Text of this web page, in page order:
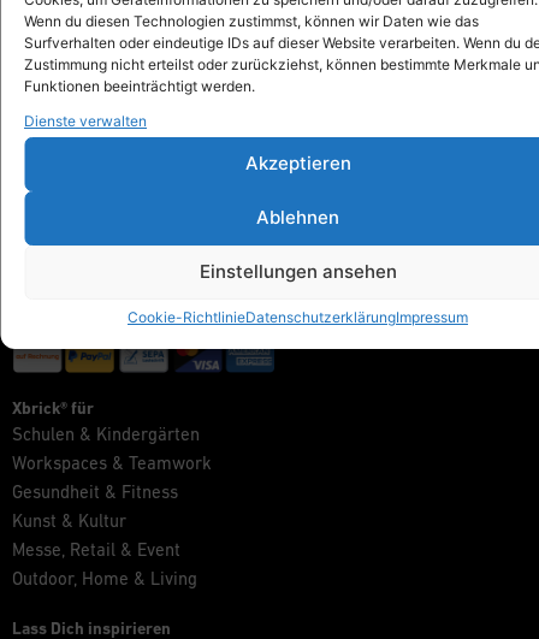
Wenn du diesen Technologien zustimmst, können wir Daten wie das
Surfverhalten oder eindeutige IDs auf dieser Website verarbeiten. Wenn du
Zustimmung nicht erteilst oder zurückziehst, können bestimmte Merkmale
Funktionen beeinträchtigt werden.
Dienste verwalten
Akzeptieren
Ablehnen
Einstellungen ansehen
Cookie-RichtlinieDatenschutzerklärungImpressum
info@xbrick.eu
+49 711 284 977 20
Folge Xbrick®
Shop
Xbrick® Das Original
Xbrick® für
Schulen & Kindergärten
Workspaces & Teamwork
Gesundheit & Fitness
Kunst & Kultur
Messe, Retail & Event
Outdoor, Home & Living
Lass Dich inspirieren